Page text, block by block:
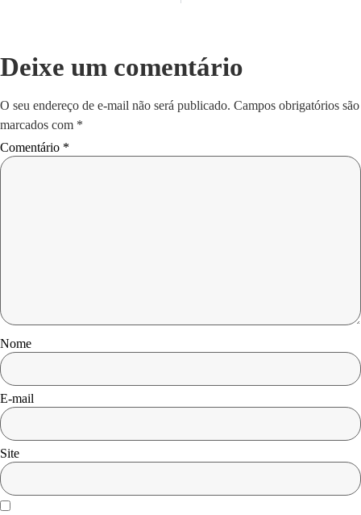
Deixe um comentário
O seu endereço de e-mail não será publicado. Campos obrigatórios são
marcados com *
Comentário *
Nome
E-mail
Site